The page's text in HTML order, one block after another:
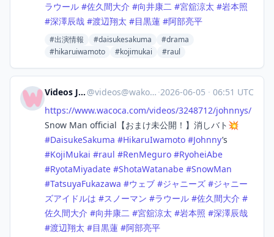
ラウール #佐久間大介 #向井康二 #宮舘涼太 #岩本照
#深澤辰哉 #渡辺翔太 #目黒蓮 #阿部亮平
#出演情報 #daisukesakuma
#drama
#hikaruiwamoto
#kojimukai #raul
Videos Japan @videos@wakoka.com ·2026-06-05 · 06:51 UTC
https://www.wacoca.com/videos/3248712/johnnys/
Snow Man official【おまけ未公開！】消しバト💥
#DaisukeSakuma #HikaruIwamoto #Johnny’s
#KojiMukai #raul #RenMeguro #RyoheiAbe
#RyotaMiyadate #ShotaWatanabe #SnowMan
#TatsuyaFukazawa #ウェブ #ジャニーズ #ジャニー
ズアイドルは #スノーマン #ラウール #佐久間大介 #
佐久間大介 #向井康二 #宮舘涼太 #岩本照 #深澤辰哉
#渡辺翔太 #目黒蓮 #阿部亮平